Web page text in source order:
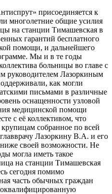
присоединяется к
многолетние общие усилия
на станции Тимашевская в
гарантий бесплатного
помощи, и дальнейшего
Мы и в те годы
больницы во главе с
руководителем Лазоркиным
как могли
письмами в различные
оснащенности узловой
медицинской помощи
с её коллективом, что
собранное по всей
Лазоркину В.А. и его
своей возможности. Не
могла иметь такое
на станции Тимашевская
сегодня помимо
часть обычных граждан